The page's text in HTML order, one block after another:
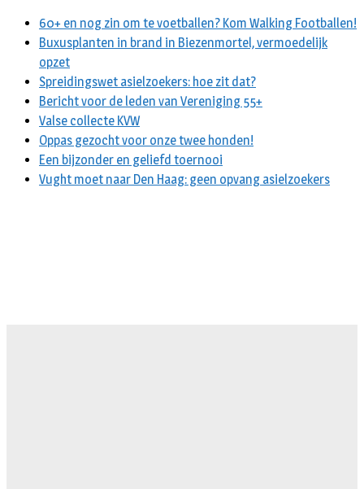
60+ en nog zin om te voetballen? Kom Walking Footballen!
Buxusplanten in brand in Biezenmortel, vermoedelijk
opzet
Spreidingswet asielzoekers: hoe zit dat?
Bericht voor de leden van Vereniging 55+
Valse collecte KVW
Oppas gezocht voor onze twee honden!
Een bijzonder en geliefd toernooi
Vught moet naar Den Haag: geen opvang asielzoekers